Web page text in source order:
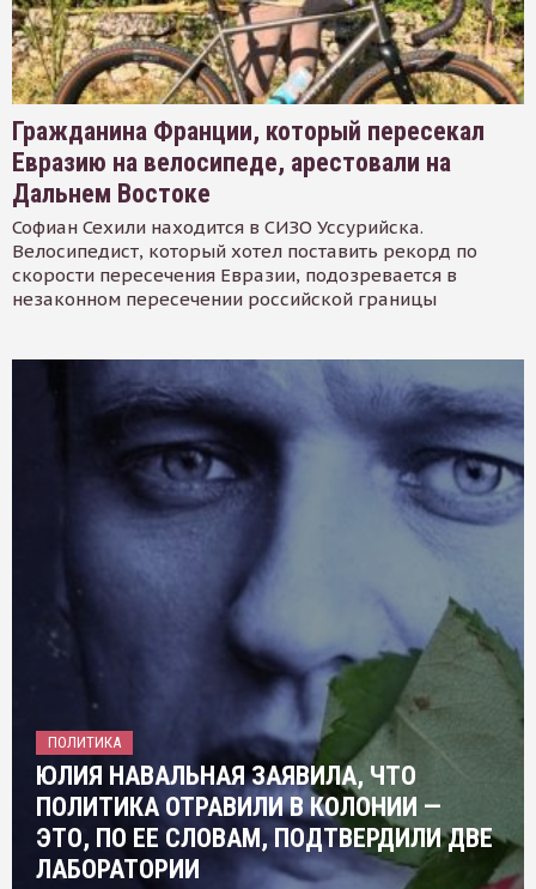
Гражданина Франции, который пересекал
Евразию на велосипеде, арестовали на
Дальнем Востоке
Софиан Сехили находится в СИЗО Уссурийска.
Велосипедист, который хотел поставить рекорд по
скорости пересечения Евразии, подозревается в
незаконном пересечении российской границы
ПОЛИТИКА
ЮЛИЯ НАВАЛЬНАЯ ЗАЯВИЛА, ЧТО
ПОЛИТИКА ОТРАВИЛИ В КОЛОНИИ —
ЭТО, ПО ЕЕ СЛОВАМ, ПОДТВЕРДИЛИ ДВЕ
ЛАБОРАТОРИИ